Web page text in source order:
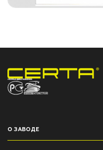
НПП «СПЕКТР» ЗАВОД ЛАКОКРАСОЧНЫХ МАТЕРИАЛОВ
О ЗАВОДЕ